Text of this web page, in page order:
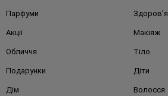
Парфуми Здоров'я
Акції Макіяж
Обличчя Тіло
Подарунки Діти
Дім Волосся